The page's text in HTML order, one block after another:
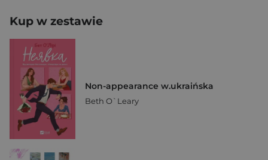
Kup w zestawie
Non-appearance w.ukraińska
Beth O`Leary